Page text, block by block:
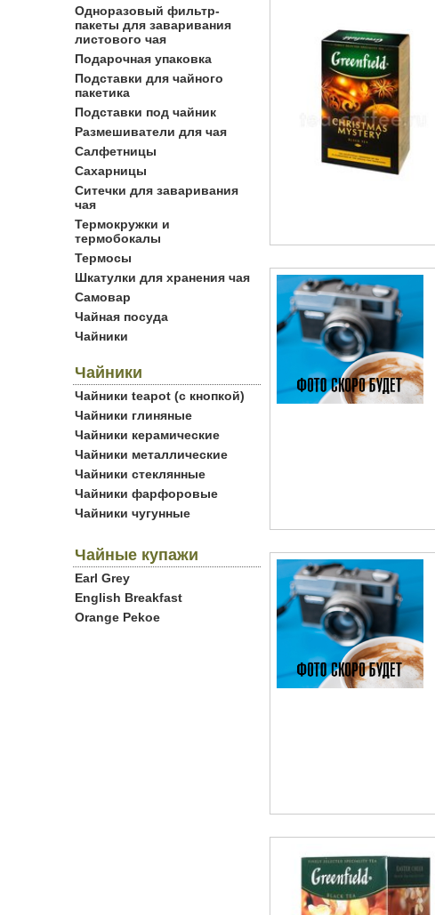
Одноразовый фильтр-
пакеты для заваривания
листового чая
Подарочная упаковка
Подставки для чайного
пакетика
Подставки под чайник
Размешиватели для чая
Салфетницы
Сахарницы
Ситечки для заваривания
чая
Термокружки и
термобокалы
Термосы
Шкатулки для хранения чая
Самовар
Чайная посуда
Чайники
Чайники
Чайники teapot (с кнопкой)
Чайники глиняные
Чайники керамические
Чайники металлические
Чайники стеклянные
Чайники фарфоровые
Чайники чугунные
Чайные купажи
Earl Grey
English Breakfast
Orange Pekoe